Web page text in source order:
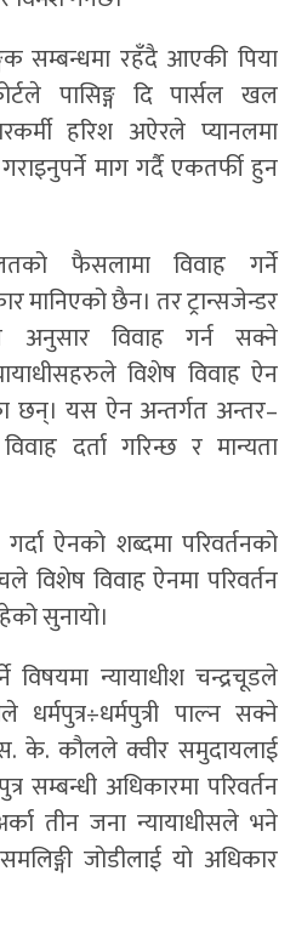
सम्बन्धमा रहँदै आएकी पिया
पासिङ्ग दि पार्सल खल
हरिश अऐरले प्यानलमा
माग गर्दै एकतर्फी हुन
फैसलामा विवाह गर्ने
मानिएको छैन। तर ट्रान्सजेन्डर
अनुसार विवाह गर्न सक्ने
विशेष विवाह ऐन
छन्। यस ऐन अन्तर्गत अन्तर–
दर्ता गरिन्छ र मान्यता
ऐनको शब्दमा परिवर्तनको
विशेष विवाह ऐनमा परिवर्तन
सुनायो।
विषयमा न्यायाधीश चन्द्रचूडले
पाल्न सक्ने
के. कौलले क्वीर समुदायलाई
सम्बन्धी अधिकारमा परिवर्तन
तीन जना न्यायाधीसले भने
जोडीलाई यो अधिकार